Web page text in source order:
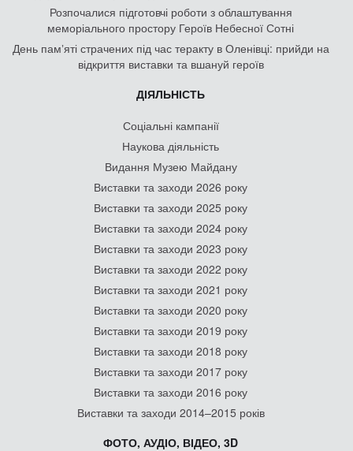
Розпочалися підготовчі роботи з облаштування
меморіального простору Героїв Небесної Сотні
День памʼяті страчених під час теракту в Оленівці: прийди на
відкриття виставки та вшануй героїв
ДІЯЛЬНІСТЬ
Соціальні кампанії
Наукова діяльність
Видання Музею Майдану
Виставки та заходи 2026 року
Виставки та заходи 2025 року
Виставки та заходи 2024 року
Виставки та заходи 2023 року
Виставки та заходи 2022 року
Виставки та заходи 2021 року
Виставки та заходи 2020 року
Виставки та заходи 2019 року
Виставки та заходи 2018 року
Виставки та заходи 2017 року
Виставки та заходи 2016 року
Виставки та заходи 2014–2015 років
ФОТО, АУДІО, ВІДЕО, 3D